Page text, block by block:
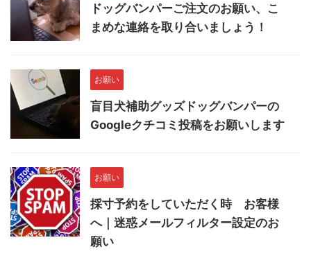
ドッグバンパーご注文のお願い、こ
まめな連絡を取り合いましょう！
お願い
盲目犬補助グッズドッグバンパーの
Googleクチコミ投稿をお願いします
お願い
採寸予約をしていただく時 お客様
へ｜迷惑メールフィルター設定のお
願い